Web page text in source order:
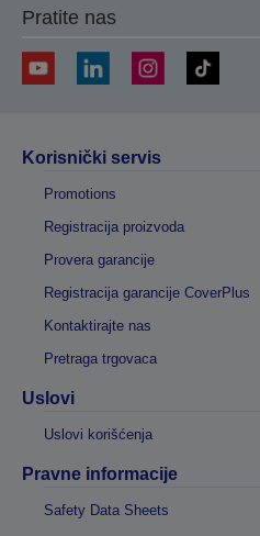
Pratite nas
Korisnički servis
Promotions
Registracija proizvoda
Provera garancije
Registracija garancije CoverPlus
Kontaktirajte nas
Pretraga trgovaca
Uslovi
Uslovi korišćenja
Pravne informacije
Safety Data Sheets